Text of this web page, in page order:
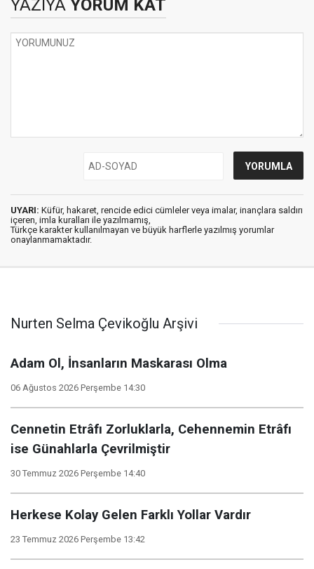
YAZIYA YORUM KAT
UYARI: Küfür, hakaret, rencide edici cümleler veya imalar, inançlara saldırı
içeren, imla kuralları ile yazılmamış,
Türkçe karakter kullanılmayan ve büyük harflerle yazılmış yorumlar
onaylanmamaktadır.
Nurten Selma Çevikoğlu Arşivi
Adam Ol, İnsanların Maskarası Olma
06 Ağustos 2026 Perşembe 14:30
Cennetin Etrâfı Zorluklarla, Cehennemin Etrâfı
ise Günahlarla Çevrilmiştir
30 Temmuz 2026 Perşembe 14:40
Herkese Kolay Gelen Farklı Yollar Vardır
23 Temmuz 2026 Perşembe 13:42